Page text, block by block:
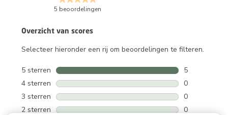
Overzicht van scores
Selecteer hieronder een rij om beoordelingen te filteren.
5 sterren sterren
5
5
4 sterren sterren
0
0
3 sterren sterren
0
0
2 sterren sterren
0
5 beoordelingen